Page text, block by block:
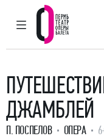
ГЛАВНОЕ МЕНЮ
ДЖАМБЛЕЙ
П. ПОСПЕЛОВ ОПЕРА